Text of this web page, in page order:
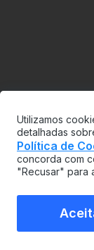
Utilizamos
detalhadas
Política de
concorda com
"Recusar" para